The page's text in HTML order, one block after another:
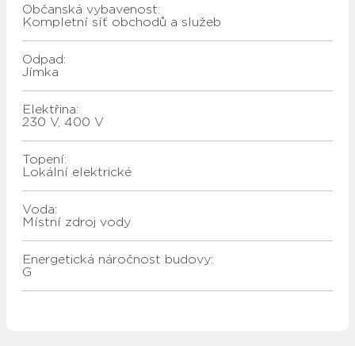
Občanská vybavenost:
Kompletní síť obchodů a služeb
Odpad:
jímka
Elektřina:
230 V, 400 V
Topení:
lokální elektrické
Voda:
místní zdroj vody
Energetická náročnost budovy:
G